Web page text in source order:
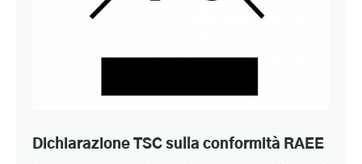
Dichiarazione TSC sulla conformità RAEE